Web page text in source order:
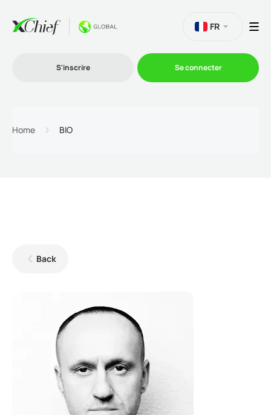
FR
S'inscrire Se connecter
Home BIO
Back